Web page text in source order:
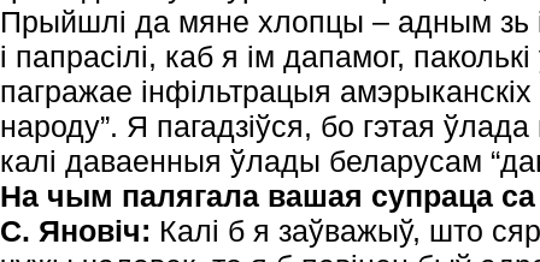
Прыйшлі да мяне хлопцы – адным зь
і папрасілі, каб я ім дапамог,
пагражае інфільтрацыя амэрыканскіх
народу”. Я пагадзіўся, бо гэтая
калі даваенныя ўлады беларусам
На чым палягала вашая супраца
С. Яновіч: Калі б я заўважыў, што